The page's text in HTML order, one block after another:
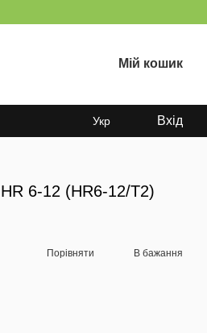
Мій кошик
Укр Вхід
6-12 (HR6-12/T2)
Порівняти В бажання